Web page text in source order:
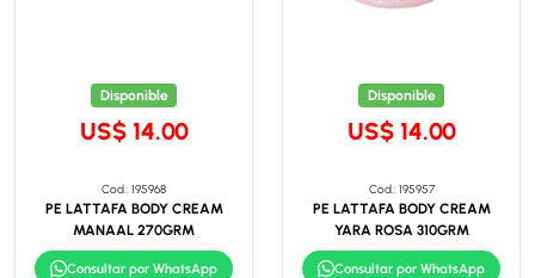
Disponible
US$ 14.00
Cod.: 195968
PE LATTAFA BODY CREAM
MANAAL 270GRM
Consultar por WhatsApp
Disponible
US$ 14.00
Cod.: 195957
PE LATTAFA BODY CREAM
YARA ROSA 310GRM
Consultar por WhatsApp